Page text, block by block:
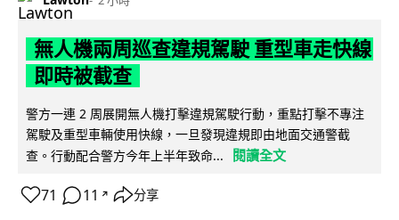
無人機兩周巡查違規駕駛 重型車走快線
即時被截查
警方一連 2 周展開無人機打擊違規駕駛行動，重點打擊不專注
駕駛及重型車輛使用快線，一旦發現違規即由地面交通警截
查。行動配合警方今年上半年致命...
閱讀全文
71 11 ↗ 分享